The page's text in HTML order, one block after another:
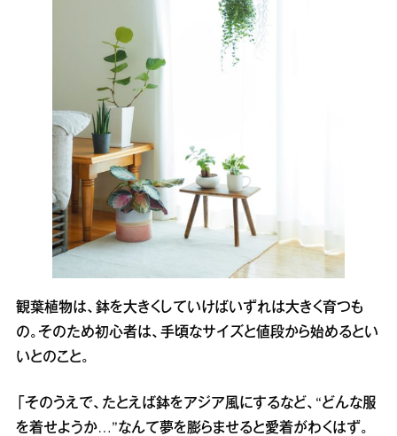
観葉植物は、鉢を大きくしていけばいずれは大きく育つも
の。そのため初心者は、手頃なサイズと値段から始めるとい
いとのこと。
「そのうえで、たとえば鉢をアジア風にするなど、“どんな服
を着せようか…”なんて夢を膨らませると愛着がわくはず。